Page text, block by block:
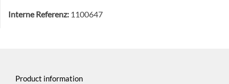
Interne Referenz: 1100647
Product information